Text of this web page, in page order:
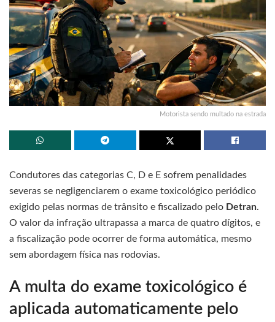
Motorista sendo multado na estrada
Condutores das categorias C, D e E sofrem penalidades
severas se negligenciarem o exame toxicológico periódico
exigido pelas normas de trânsito e fiscalizado pelo Detran.
O valor da infração ultrapassa a marca de quatro dígitos, e
a fiscalização pode ocorrer de forma automática, mesmo
sem abordagem física nas rodovias.
A multa do exame toxicológico é
aplicada automaticamente pelo